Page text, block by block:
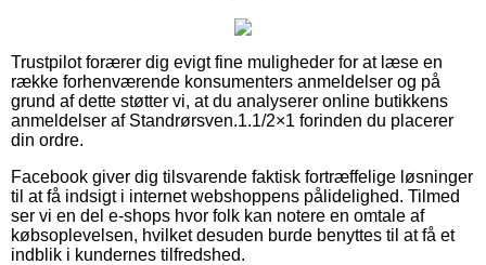
Trustpilot forærer dig evigt fine muligheder for at læse en
række forhenværende konsumenters anmeldelser og på
grund af dette støtter vi, at du analyserer online butikkens
anmeldelser af Standrørsven.1.1/2×1 forinden du placerer
din ordre.
Facebook giver dig tilsvarende faktisk fortræffelige løsninger
til at få indsigt i internet webshoppens pålidelighed. Tilmed
ser vi en del e-shops hvor folk kan notere en omtale af
købsoplevelsen, hvilket desuden burde benyttes til at få et
indblik i kundernes tilfredshed.